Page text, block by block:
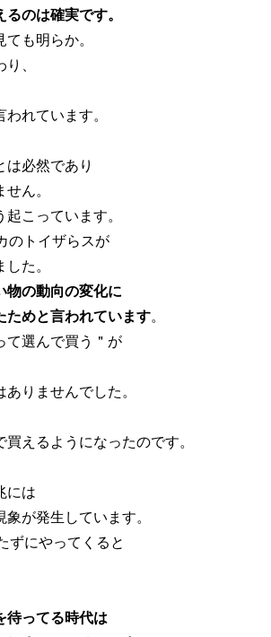
のは確実です。
も明らか。
、
れています。
は必然であり
ん。
こっています。
のトイザらスが
た。
物の動向の変化に
ためと言われています
て選んで買う＂が
りませんでした。
えるようになったのです。
には
が発生しています。
ずにやってくると
待ってる時代は